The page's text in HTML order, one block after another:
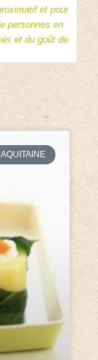
et pour
personnes en
et du goût de
AQUITAINE